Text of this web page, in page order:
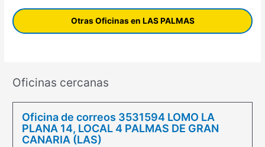
Otras Oficinas en LAS PALMAS
Oficinas cercanas
Oficina de correos 3531594 LOMO LA
PLANA 14, LOCAL 4 PALMAS DE GRAN
CANARIA (LAS)